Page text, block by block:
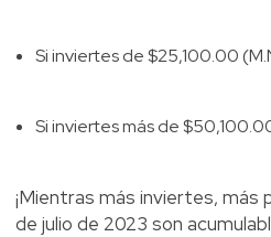
Si inviertes de $25,100.00
Si inviertes más de
¡Mientras más inviertes, más
de julio de 2023 son